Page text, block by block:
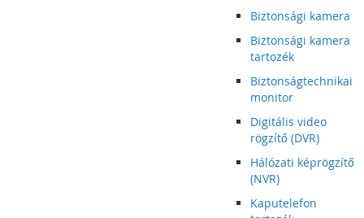
Biztonsági kamera
Biztonsági kamera
tartozék
Biztonságtechnikai
monitor
Digitális video
rögzítő (DVR)
Hálózati képrögzítő
(NVR)
Kaputelefon